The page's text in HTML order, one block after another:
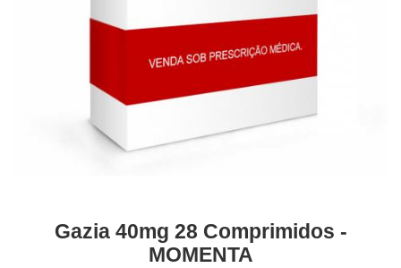
Gazia 40mg 28 Comprimidos -
MOMENTA